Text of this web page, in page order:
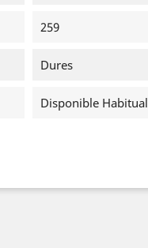
259
Dures
Disponible